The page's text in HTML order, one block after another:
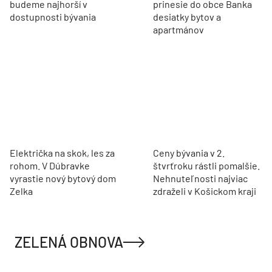
budeme najhorší v
dostupnosti bývania
prinesie do obce Banka
desiatky bytov a
apartmánov
Električka na skok, les za
rohom. V Dúbravke
vyrastie nový bytový dom
Zelka
Ceny bývania v 2.
štvrťroku rástli pomalšie.
Nehnuteľnosti najviac
zdraželi v Košickom kraji
ZELENÁ OBNOVA